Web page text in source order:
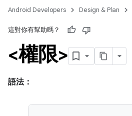
Android Developers Design & Plan
這對你有幫助嗎？
<權限>
語法：